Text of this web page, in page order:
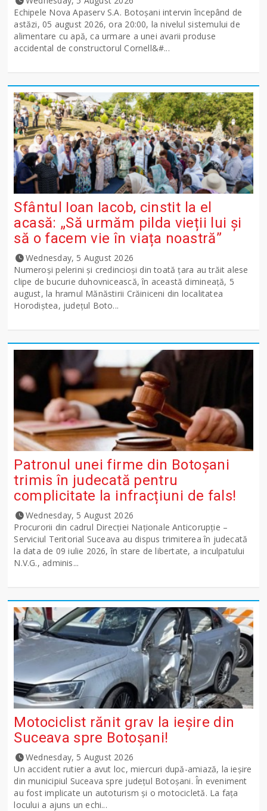
Echipele Nova Apaserv S.A. Botoșani intervin începând de
astăzi, 05 august 2026, ora 20:00, la nivelul sistemului de
alimentare cu apă, ca urmare a unei avarii produse
accidental de constructorul Cornell&#...
Sfântul Ioan Iacob, cinstit la el
acasă: „Să urmăm pilda vieții lui și
să o facem vie în viața noastră”
Wednesday, 5 August 2026
Numeroși pelerini și credincioși din toată țara au trăit alese
clipe de bucurie duhovnicească, în această dimineață, 5
august, la hramul Mănăstirii Crăiniceni din localitatea
Horodiștea, județul Boto...
Patronul unei firme din Botoșani
trimis în judecată pentru
complicitate la infracțiuni de fals!
Wednesday, 5 August 2026
Procurorii din cadrul Direcției Naționale Anticorupție –
Serviciul Teritorial Suceava au dispus trimiterea în judecată
la data de 09 iulie 2026, în stare de libertate, a inculpatului
N.V.G., adminis...
Motociclist rănit grav la ieșire din
Suceava spre Botoșani!
Wednesday, 5 August 2026
Un accident rutier a avut loc, miercuri după-amiază, la ieșire
din municipiul Suceava spre județul Botoșani. În eveniment
au fost implicate un autoturism și o motocicletă. La fața
locului a ajuns un echi...